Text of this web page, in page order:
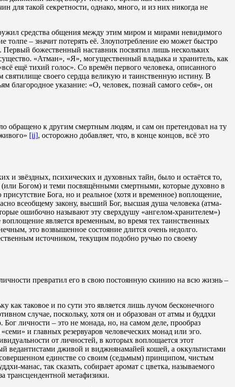
для такой секретности, однако, много, и из них никогда не
средства общения между этим миром и мирами невидимого
– значит потерять её. Злоупотребление ею может быстро
Первый божественный наставник посвятил лишь нескольких
«Атман», «Я», могущественный владыка и хранитель, как
ещё тихий голос». Со времён первого человека, описанного
своего сердца великую и таинственную истину. В
благородное указание: «О, человек, познай самого себя», он
к другим смертным людям, и сам он претендовал на ту
[ii], осторожно добавляет, что, в конце концов, всё это
и звёздных, психических и духовных тайн, было и остаётся то,
Богом) и теми посвящёнными смертными, которые духовно в
присутствие Бога, но и реальное (хотя и временное) воплощение,
всеобщему закону, высший Бог, высшая душа человека (атма-
ошибочно называют эту сверхдушу «ангелом-хранителем»)
является временным, во время тех таинственных
это возвышенное состояние длится очень недолго.
источником, текущим подобно ручью по своему
превратил его в свою постоянную скинию на всю жизнь –
как таковое и по сути это является лишь лучом бесконечного
случае, поскольку, хотя он и образован от атмы и буддхи
личности – это не монада, но, на самом деле, прообраз
и главных резервуаров человеческих монад или эго.
от личностей, в которых воплощается этот
дживой и виджнянамайей кошей, а оккультистами
единстве со своим (седьмым) принципом, чистым
манас, так сказать, собирает аромат с цветка, называемого
трансцендентной метафизики.